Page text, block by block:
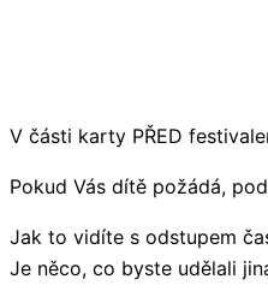
V části karty PŘED
Pokud Vás dítě požádá,
Jak to vidíte s odstupem
Je něco, co byste udělali